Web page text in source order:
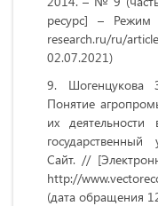
ресурс] – Режим
research.ru/ru/
02.07.2021)
Понятие
их
государственный
Сайт. //
http://
(дата обращения